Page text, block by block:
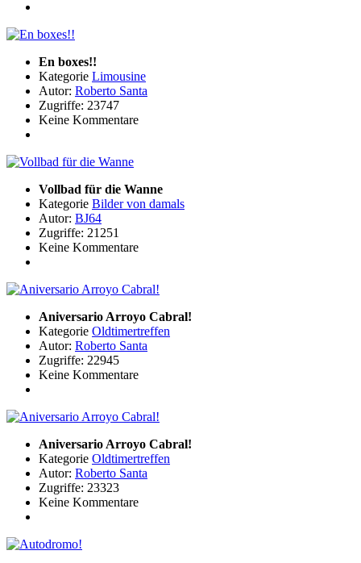
En boxes!!
Kategorie Limousine
Autor: Roberto Santa
Zugriffe: 23747
Keine Kommentare
Vollbad für die Wanne
Kategorie Bilder von damals
Autor: BJ64
Zugriffe: 21251
Keine Kommentare
Aniversario Arroyo Cabral!
Kategorie Oldtimertreffen
Autor: Roberto Santa
Zugriffe: 22945
Keine Kommentare
Aniversario Arroyo Cabral!
Kategorie Oldtimertreffen
Autor: Roberto Santa
Zugriffe: 23323
Keine Kommentare